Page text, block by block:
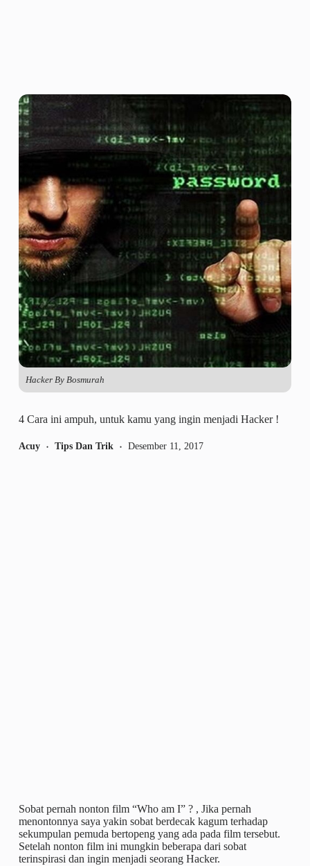
Hacker By Bosmurah
4 Cara ini ampuh, untuk kamu yang ingin menjadi Hacker !
Acuy Tips Dan Trik Desember 11, 2017
Sobat pernah nonton film “Who am I” ? , Jika pernah
menontonnya saya yakin sobat berdecak kagum terhadap
sekumpulan pemuda bertopeng yang ada pada film tersebut.
Setelah nonton film ini mungkin beberapa dari sobat
terinspirasi dan ingin menjadi seorang Hacker.